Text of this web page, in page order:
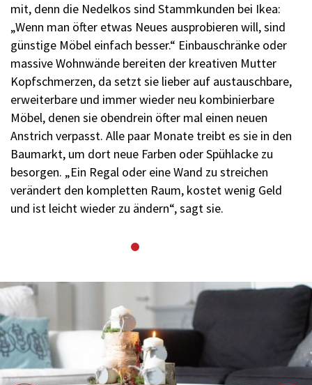
mit, denn die Nedelkos sind Stammkunden bei Ikea:
„Wenn man öfter etwas Neues ausprobieren will, sind
günstige Möbel einfach besser.“ Einbauschränke oder
massive Wohnwände bereiten der kreativen Mutter
Kopfschmerzen, da setzt sie lieber auf austauschbare,
erweiterbare und immer wieder neu kombinierbare
Möbel, denen sie obendrein öfter mal einen neuen
Anstrich verpasst. Alle paar Monate treibt es sie in den
Baumarkt, um dort neue Farben oder Spühlacke zu
besorgen. „Ein Regal oder eine Wand zu streichen
verändert den kompletten Raum, kostet wenig Geld
und ist leicht wieder zu ändern“, sagt sie.